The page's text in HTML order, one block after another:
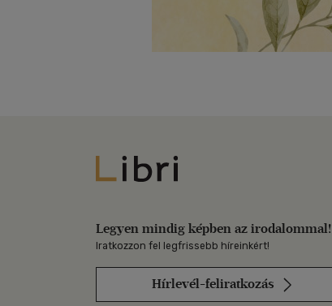
Libri
Legyen mindig képben az irodalommal!
Iratkozzon fel legfrissebb híreinkért!
Hírlevél-feliratkozás